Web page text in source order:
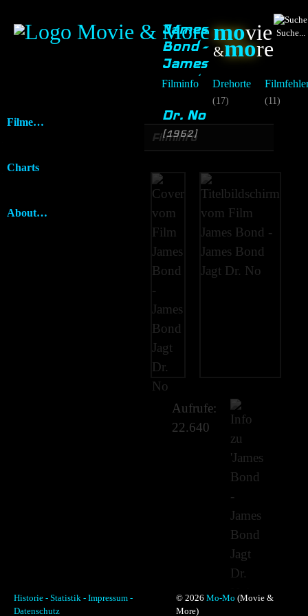
movie
&more
Suche...
James
Bond -
James
Bond
Dr. No
[1962]
Filminfo Drehorte
(17) (11)
Filme…
Charts
About…
Filminfo
Aufrufe:
22.640
Historie - Statistik - Impressum -
Datenschutz
© 2026 Mo-Mo (Movie &
More)